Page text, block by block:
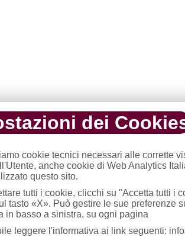
dei
cookie tecnici necessari alle corrette
anche cookie di Web Analytics
questo sito.
tutti i cookie, clicchi su "Accetta tutti i
tasto «X». Può gestire le sue preferenze
in basso a sinistra, su ogni pagina
leggere l'informativa ai link seguenti: